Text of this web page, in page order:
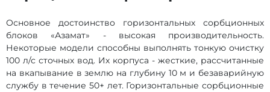
Основное достоинство горизонтальных сорбционных
блоков «Азамат» - высокая производительность.
Некоторые модели способны выполнять тонкую очистку
100 л/с сточных вод. Их корпуса - жесткие, рассчитанные
на вкапывание в землю на глубину 10 м и безаварийную
службу в течение 50+ лет. Горизонтальные сорбционные